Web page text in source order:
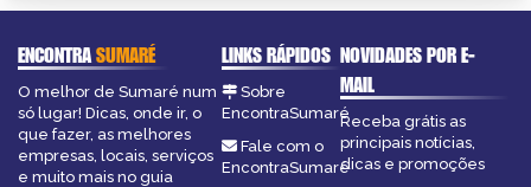
ENCONTRASUMARÉ
O melhor de Sumaré num
só lugar! Dicas, onde ir, o
que fazer, as melhores
empresas, locais, serviços
e muito mais no guia
LINKS RÁPIDOS
Sobre
EncontraSumaré
Fale com o
EncontraSumaré
NOVIDADES POR E-
MAIL
Receba grátis as
principais notícias,
dicas e promoções